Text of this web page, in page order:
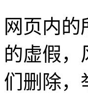
网页内
的虚假，
们删除，